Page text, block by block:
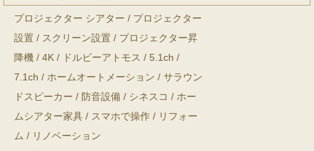
プロジェクター シアター / プロジェクター
設置 / スクリーン設置 / プロジェクター昇
降機 / 4K / ドルビーアトモス / 5.1ch /
7.1ch / ホームオートメーション / サラウン
ドスピーカー / 防音設備 / シネスコ / ホー
ムシアター家具 / スマホで操作 / リフォー
ム / リノベーション